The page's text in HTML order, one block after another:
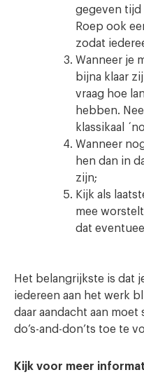
gegeven tijd
Roep ook
zodat
Wanneer je
bijna klaar
vraag hoe
hebben.
klassikaal
Wanneer
hen dan in
zijn;
Kijk als
mee
dat
Het belangrijkste is dat
iedereen aan het werk
daar aandacht aan
do’s-and-don’ts toe te
Kijk voor meer